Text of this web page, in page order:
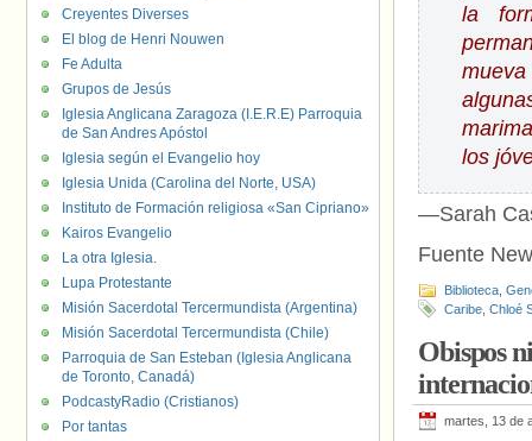
la
los
—Sarah
Fuente
Biblioteca
Caribe Chloé
Obispos
martes, 13 de
Creyentes Diverses
El blog de Henri Nouwen
Fe Adulta
Grupos de Jesús
Iglesia Anglicana Zaragoza (I.E.R.E) Parroquia
de San Andres Apóstol
Iglesia según el Evangelio hoy
Iglesia Unida (Carolina del Norte, USA)
Instituto de Formación religiosa «San Cipriano»
Kairos Evangelio
La otra Iglesia.
Lupa Protestante
Misión Sacerdotal Tercermundista (Argentina)
Misión Sacerdotal Tercermundista (Chile)
Parroquia de San Esteban (Iglesia Anglicana
de Toronto, Canadá)
PodcastyRadio (Cristianos)
Por tantas